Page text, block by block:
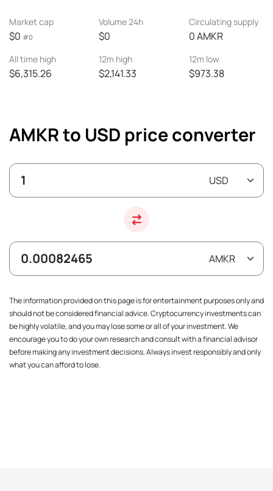
Market cap
$0 #0
Volume 24h
$0
Circulating supply
0 AMKR
All time high
$6,315.26
12m high
$2,141.33
12m low
$973.38
AMKR to USD price converter
The information provided on this page is for entertainment purposes only and
should not be considered financial advice. Cryptocurrency investments can
be highly volatile, and you may lose some or all of your investment. We
encourage you to do your own research and consult with a financial advisor
before making any investment decisions. Always invest responsibly and only
what you can afford to lose.